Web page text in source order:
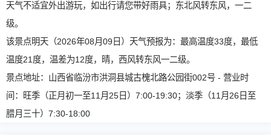
天气不适宜外出游玩，如出行请您带好雨具；东北风转东风，一二
级。
该景点明天（2026年08月09日）天气预报为：最高温度33度，最低
温度21度，温差为12度，晴，西风转东风一二级。
景点地址：山西省临汾市洪洞县城古槐北路公园街002号 - 营业时
间：旺季（正月初一至11月25日）7:00-19:30；淡季（11月26日至
腊月三十）7:30-18:00